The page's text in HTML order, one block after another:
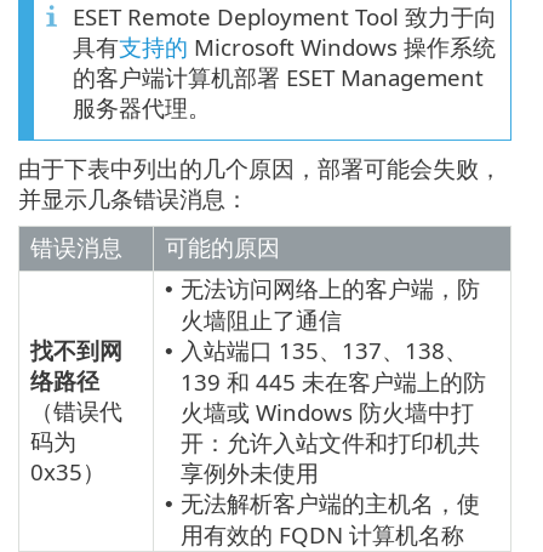
ESET Remote Deployment Tool 致力于向
具有支持的 Microsoft Windows 操作系统
的客户端计算机部署 ESET Management
服务器代理。
由于下表中列出的几个原因，部署可能会失败，
并显示几条错误消息：
错误消息
可能的原因
找不到网
络路径
（错误代
码为
0x35）
• 无法访问网络上的客户端，防
火墙阻止了通信
• 入站端口 135、137、138、
139 和 445 未在客户端上的防
火墙或 Windows 防火墙中打
开：允许入站文件和打印机共
享例外未使用
• 无法解析客户端的主机名，使
用有效的 FQDN 计算机名称